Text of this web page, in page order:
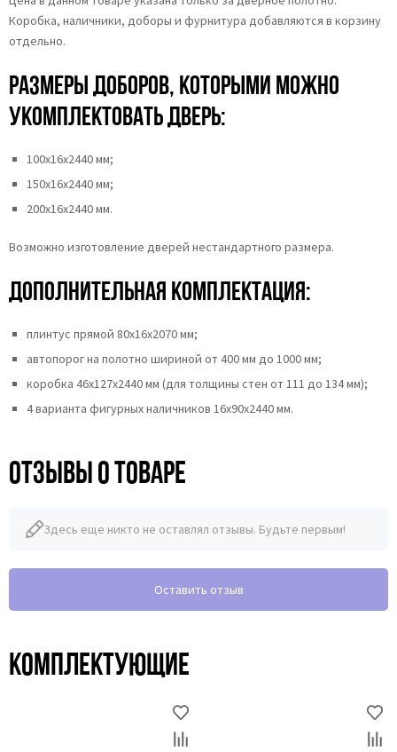
Коробка, наличники, доборы и фурнитура добавляются в корзину
отдельно.
Размеры доборов, которыми можно
укомплектовать дверь:
100х16х2440 мм;
150х16х2440 мм;
200х16х2440 мм.
Возможно изготовление дверей нестандартного размера.
Дополнительная комплектация:
плинтус прямой 80х16х2070 мм;
автопорог на полотно шириной от 400 мм до 1000 мм;
коробка 46x127x2440 мм (для толщины стен от 111 до 134 мм);
4 варианта фигурных наличников 16х90х2440 мм.
Отзывы о товаре
Здесь еще никто не оставлял отзывы. Будьте первым!
Оставить отзыв
Комплектующие